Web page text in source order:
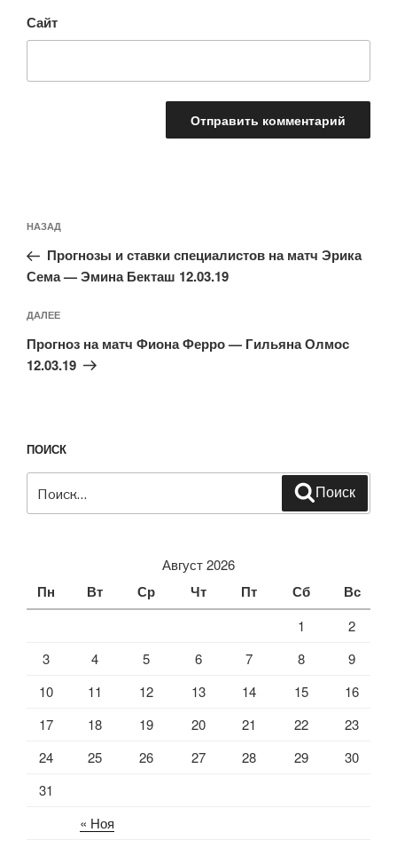
Сайт
по
записям
Предыдущая
запись:
НАЗАД
Прогнозы и ставки специалистов на матч Эрика
Сема — Эмина Бекташ 12.03.19
Следующая
запись
ДАЛЕЕ
Прогноз на матч Фиона Ферро — Гильяна Олмос
12.03.19
ПОИСК
Поиск
Август 2026
Пн Вт Ср Чт Пт Сб Вс
« Ноя
1
2
3
4 5 6 7 8
9
10
11 12 13 14 15
16
17
18 19 20 21 22
23
24
25 26 27 28 29
30
31